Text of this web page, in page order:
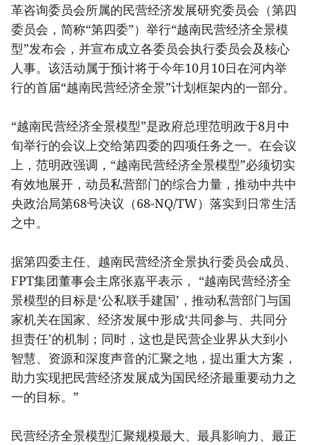
革咨询委员会所属的民营经济发展研究委员会（第四
委员会，简称“第四委”）举行“越南民营经济全景模
型”发布会，并宣布成立各委员会执行委员会及核心
人事。该活动属于预计将于今年10月10日在河内举
行的首届“越南民营经济全景”计划框架内的一部分。
“越南民营经济全景模型”是政府总理范明政于8月中
旬举行的会议上交给第四委的四项任务之一。在会议
上，范明政强调，“越南民营经济全景模型”必须切实
有效地展开，动员私营部门的综合力量，推动中共中
央政治局第68号决议（68-NQ/TW）落实到日常生活
之中。
据第四委主任、越南民营经济全景执行委员会成员、
FPT集团董事会主席张嘉平表示， “越南民营经济全
景模型的目标是‘公私联手建国’，推动私营部门与国
家机关在国家、经济发展中形成‘共同参与、共同分
担责任’的机制；同时，这也是民营企业界从大到小
智慧、资源和深度声音的汇聚之地，提出重大方案，
助力实现把民营经济发展成为国民经济最重要动力之
一的目标。”
民营经济全景模型汇聚规模最大、最具影响力、最正